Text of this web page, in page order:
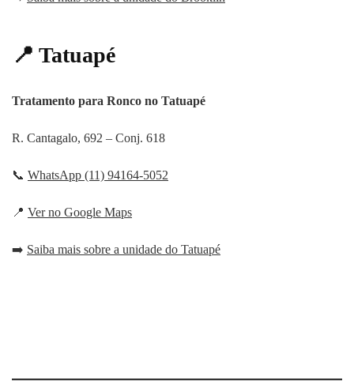
📍 Tatuapé
Tratamento para Ronco no Tatuapé
R. Cantagalo, 692 – Conj. 618
📞 WhatsApp (11) 94164-5052
📍 Ver no Google Maps
➡️ Saiba mais sobre a unidade do Tatuapé